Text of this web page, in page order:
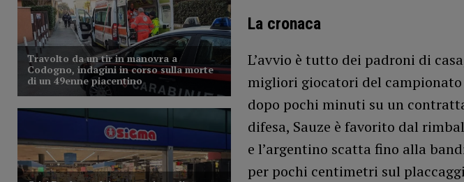
La cronaca
L’avvio è tutto dei padroni di
migliori giocatori del
dopo pochi minuti su un
difesa, Sauze è favorito dal
e l’argentino scatta fino alla
per pochi centimetri sul